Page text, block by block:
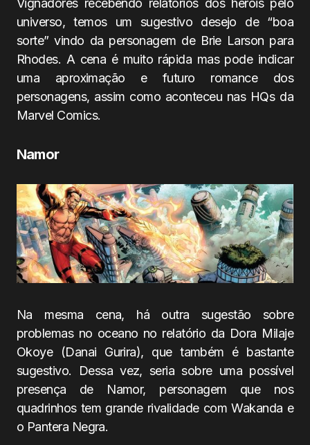
Vignadores recebendo relatórios dos heróis pelo
universo, temos um sugestivo desejo de “boa
sorte” vindo da personagem de Brie Larson para
Rhodes. A cena é muito rápida mas pode indicar
uma aproximação e futuro romance dos
personagens, assim como aconteceu nas HQs da
Marvel Comics.
Namor
Na mesma cena, há outra sugestão sobre
problemas no oceano no relatório da Dora Milaje
Okoye (Danai Gurira), que também é bastante
sugestivo. Dessa vez, seria sobre uma possível
presença de Namor, personagem que nos
quadrinhos tem grande rivalidade com Wakanda e
o Pantera Negra.